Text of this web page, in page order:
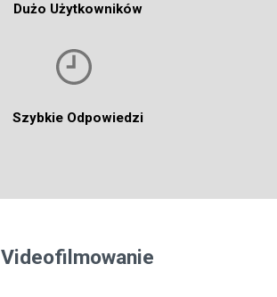
Dużo Użytkowników
Szybkie Odpowiedzi
Videofilmowanie